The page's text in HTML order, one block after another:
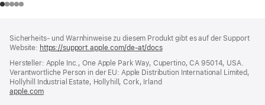
Sicherheits- und Warnhinweise zu diesem Produkt gibt es auf der Support
Website: https://support.apple.com/de-at/docs(öffnet
neues
Fenster)
Hersteller: Apple Inc., One Apple Park Way, Cupertino, CA 95014, USA.
Verantwortliche Person in der EU: Apple Distribution International Limited,
Hollyhill Industrial Estate, Hollyhill, Cork, Irland
apple.com(öffnet